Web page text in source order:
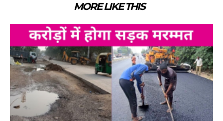
MORE LIKE THIS